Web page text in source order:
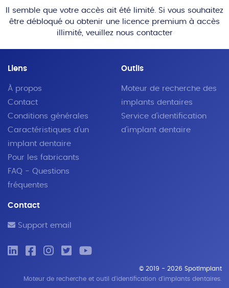
Il semble que votre accès ait été limité. Si vous souhaitez
être débloqué ou obtenir une licence premium à accès
illimité, veuillez nous contacter
Liens
À propos
Contact
Conditions générales
Caractéristiques d'un
implant dentaire
Pour les fabricants
FAQ - Questions
fréquentes
Outils
Moteur de recherche des
implants dentaires
Service d'identification
d'implant dentaire
Contact
Support email
© 2019 - 2026 SpotImplant
Moteur de recherche et outil d'identification d'implants dentaires.